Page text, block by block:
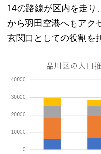
14の路線が区内を走り
から羽田空港へもアク
玄関口としての役割を